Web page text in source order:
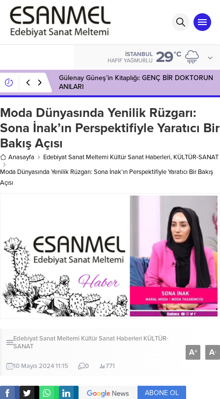
İSTANBUL
HAFIF YAĞMURLU 29°C
Gülenay Güneş’in Kitaplığı: GENÇ BİR DOKTORUN
ANILARI
Moda Dünyasında Yenilik Rüzgarı:
Sona İnak’ın Perspektifiyle Yaratıcı Bir
Bakış Açısı
Anasayfa Edebiyat Sanat Meltemi Kültür Sanat Haberleri, KÜLTÜR-SANAT
Moda Dünyasında Yenilik Rüzgarı: Sona İnak’ın Perspektifiyle Yaratıcı Bir Bakış
Açısı
Edebiyat Sanat Meltemi Kültür Sanat Haberleri KÜLTÜR-
SANAT
10 Mayıs 2024 11:15 0 771
A+ A-
ABONE OL